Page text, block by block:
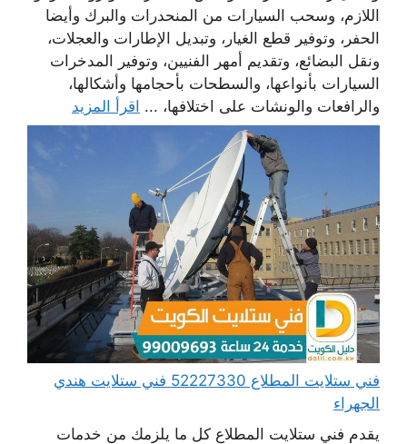
اللازم، وسحب السيارات من المنحدرات والبرك وأيضا
الحفر، وتوفير قطع الغيار، وتبديل الإطارات والعجلات،
ونقل البضائع، وتقديم أمهر الفنيين، وتوفير المدخرات
السيارات بأنواعها، والسطحات بأحجامها وأشكالها،
والرافعات والونشات على اختلافها، ... اقرأ المزيد
فني ستلايت المطلاع 52227330 فني ستلايت هندي
الجهراء
يقدم فني ستلايت المطلاع كل ما يلزمك من خدمات